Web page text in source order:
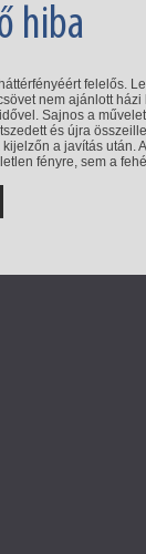
hiba
felelős.
nem ajánlott
Sajnos a
és újra
a javítás után.
fényre, sem a